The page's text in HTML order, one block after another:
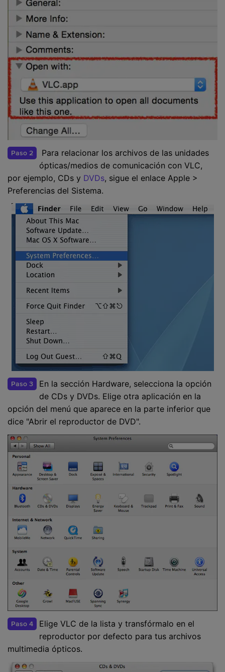
Paso 2
Para relacionar los archivos de las unidades
ópticas/medios de comunicación con VLC,
por ejemplo, CDs y DVDs, sigue el enlace Apple >
Preferencias del Sistema.
Paso 3
En la sección Hardware, selecciona la opción
de CDs y DVDs. Elige otra aplicación en la
opción del menú que aparece en la parte inferior que
dice "Abrir el reproductor de DVD".
Paso 4
Elige VLC de la lista y transfórmalo en el
reproductor por defecto para tus archivos
multimedia ópticos.